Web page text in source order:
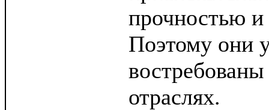
прочностью и
Поэтому они
отраслях.